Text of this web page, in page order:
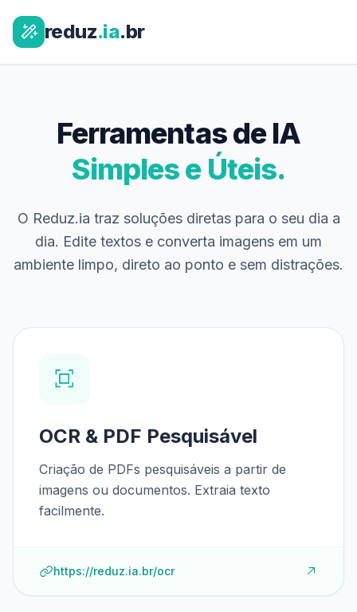
reduz.ia.br
Ferramentas de IA
Simples e Úteis.
O Reduz.ia traz soluções diretas para o seu dia a
dia. Edite textos e converta imagens em um
ambiente limpo, direto ao ponto e sem distrações.
OCR & PDF Pesquisável
Criação de PDFs pesquisáveis a partir de
imagens ou documentos. Extraia texto
facilmente.
https://reduz.ia.br/ocr